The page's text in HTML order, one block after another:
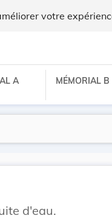
votre
A MÉMORIAL B
d'eau.